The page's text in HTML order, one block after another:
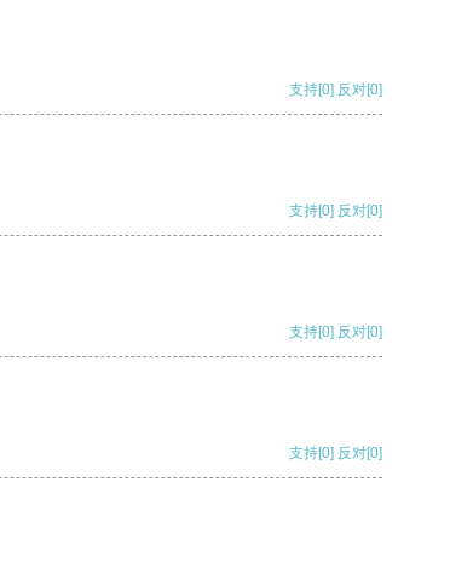
支持[0] 反对[0]
支持[0] 反对[0]
支持[0] 反对[0]
支持[0] 反对[0]